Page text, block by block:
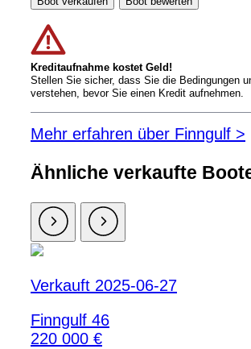
Kreditaufnahme kostet Geld!
Stellen Sie sicher, dass Sie die Bedingungen
verstehen, bevor Sie einen Kredit aufnehmen.
Mehr erfahren über Finngulf >
Ähnliche verkaufte
Verkauft 2025-06-27
Finngulf 46
220 000 €